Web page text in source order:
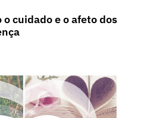
cuidado e o afeto dos